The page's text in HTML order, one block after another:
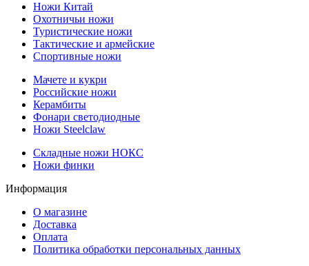
Ножи Китай
Охотничьи ножи
Туристические ножи
Тактические и армейские
Спортивные ножи
Мачете и кукри
Российские ножи
Керамбиты
Фонари светодиодные
Ножи Steelclaw
Складные ножи НОКС
Ножи финки
Информация
О магазине
Доставка
Оплата
Политика обработки персональных данных